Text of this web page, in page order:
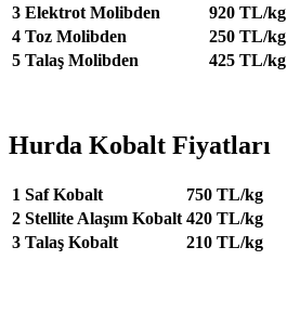
3 Elektrot Molibden
920 TL/kg
4 Toz Molibden
250 TL/kg
5 Talaş Molibden 425 TL/kg
Hurda Kobalt Fiyatları
1 Saf Kobalt
750 TL/kg
2 Stellite Alaşım Kobalt 420 TL/kg
3 Talaş Kobalt 210 TL/kg